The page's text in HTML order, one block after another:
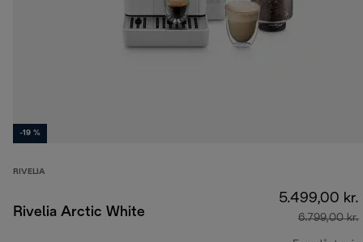
-19 %
RIVELIA
Rivelia Arctic White
5.499,00 kr.
6.799,00 kr.